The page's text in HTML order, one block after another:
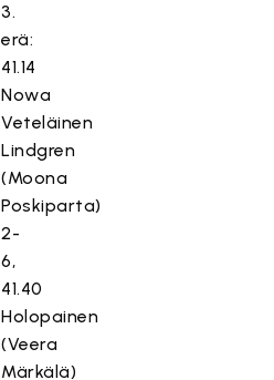
3.
erä:
41.14
Nowa
Veteläinen
Lindgren
(Moona
Poskiparta)
2-
6,
41.40
Holopainen
(Veera
Märkälä)